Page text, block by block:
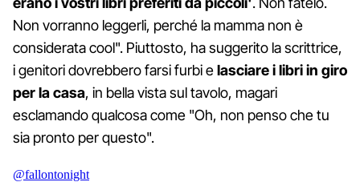
Non vorranno leggerli, perché la mamma non è
considerata cool". Piuttosto, ha suggerito la scrittrice,
i genitori dovrebbero farsi furbi elasciare i libri in giro
per la casa, in bella vista sul tavolo, magari
esclamando qualcosa come "Oh, non penso che tu
sia pronto per questo".
@fallontonight